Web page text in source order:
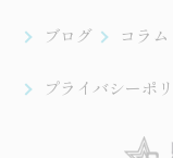
ブログ コラム
プライバシーポ